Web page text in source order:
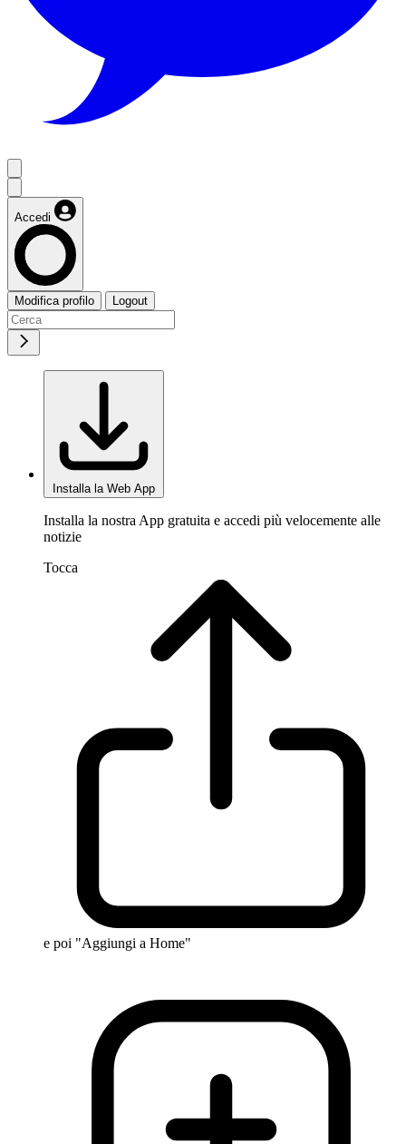
Accedi
Modifica profilo Logout
Installa la Web App
Installa la nostra App gratuita e accedi più velocemente alle
notizie
Tocca
e poi "Aggiungi a Home"